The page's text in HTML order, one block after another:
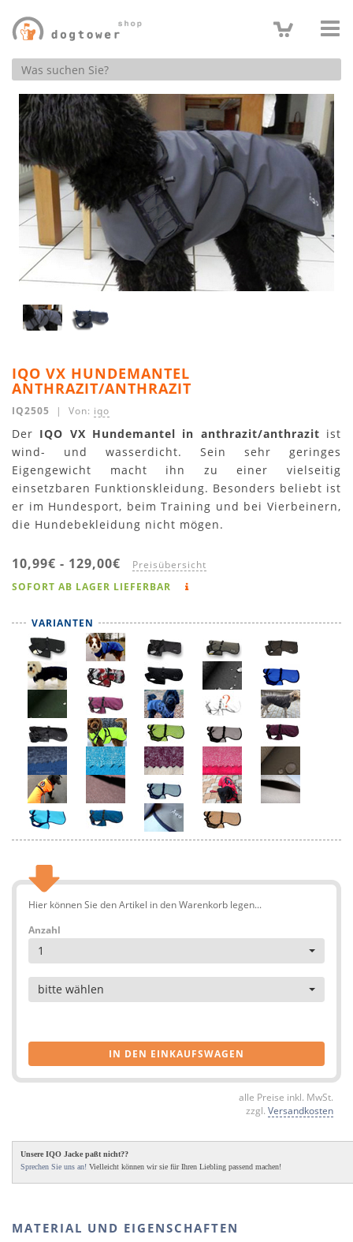
Produktsuche
IQO VX HUNDEMANTEL
ANTHRAZIT/ANTHRAZIT
IQ2505 | Von: iqo
Der IQO VX Hundemantel in anthrazit/anthrazit ist
wind- und wasserdicht. Sein sehr geringes
Eigengewicht macht ihn zu einer vielseitig
einsetzbaren Funktionskleidung. Besonders beliebt ist
er im Hundesport, beim Training und bei Vierbeinern,
die Hundebekleidung nicht mögen.
10,99€ - 129,00€ Preisübersicht
SOFORT AB LAGER LIEFERBAR
VARIANTEN
Hier können Sie den Artikel in den Warenkorb legen...
Anzahl
1
Artikel
bitte wählen
IN DEN EINKAUFSWAGEN
alle Preise inkl. MwSt.
zzgl. Versandkosten
Unsere IQO Jacke paßt nicht??
Sprechen Sie uns an! Vielleicht können wir sie für Ihren Liebling passend machen!
MATERIAL UND EIGENSCHAFTEN